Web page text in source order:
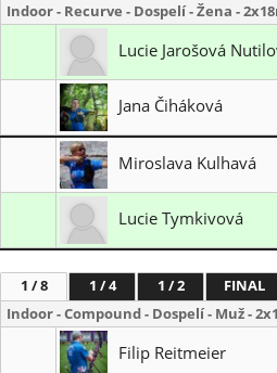
Indoor - Recurve - Dospelí - Žena -
Lucie Jarošová
Jana Čiháková
1. LK Plzeň 1935
Miroslava Kulhavá
Lucie Tymkivová
LK Rokycany
1 / 8 1 / 4 1 / 2
FINAL
Indoor - Compound - Dospelí - Muž -
Filip Reitmeier